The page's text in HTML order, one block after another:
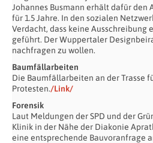
Johannes Busmann erhält dafür den
für 1.5 Jahre. In den sozialen
Verdacht, dass keine Ausschreibung
geführt. Der Wuppertaler
nachfragen zu wollen.
Baumfällarbeiten
Die Baumfällarbeiten an der Trasse
Protesten./Link/
Forensik
Laut Meldungen der SPD und der
Klinik in der Nähe der Diakonie
eine entsprechende Bauvoranfrage